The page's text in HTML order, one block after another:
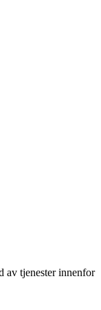
av tjenester innenfor